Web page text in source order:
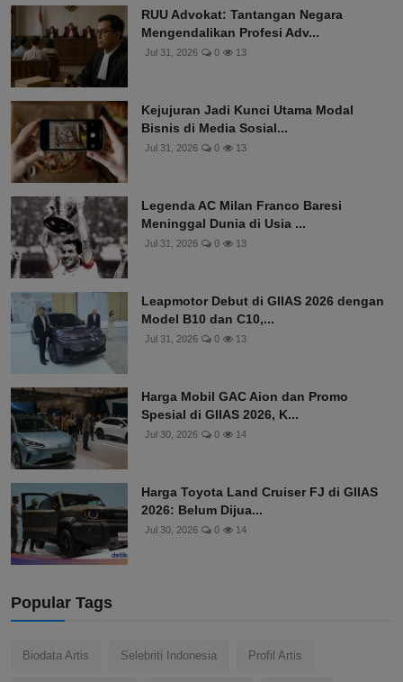
RUU Advokat: Tantangan Negara
Mengendalikan Profesi Adv...
Jul 31, 2026 0 13
Kejujuran Jadi Kunci Utama Modal
Bisnis di Media Sosial...
Jul 31, 2026 0 13
Legenda AC Milan Franco Baresi
Meninggal Dunia di Usia ...
Jul 31, 2026 0 13
Leapmotor Debut di GIIAS 2026 dengan
Model B10 dan C10,...
Jul 31, 2026 0 13
Harga Mobil GAC Aion dan Promo
Spesial di GIIAS 2026, K...
Jul 30, 2026 0 14
Harga Toyota Land Cruiser FJ di GIIAS
2026: Belum Dijua...
Jul 30, 2026 0 14
Popular Tags
Biodata Artis Selebriti Indonesia Profil Artis